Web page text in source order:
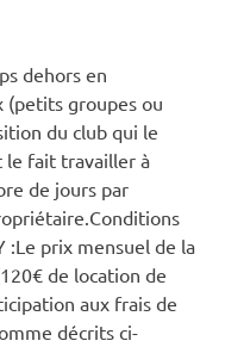
dehors en
(petits groupes ou
du club qui le
le fait travailler à
de jours par
:Le prix mensuel de la
de location de
aux frais de
décrits ci-